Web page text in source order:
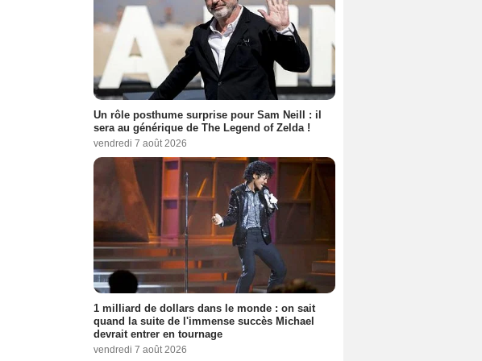
Un rôle posthume surprise pour Sam Neill : il
sera au générique de The Legend of Zelda !
vendredi 7 août 2026
1 milliard de dollars dans le monde : on sait
quand la suite de l'immense succès Michael
devrait entrer en tournage
vendredi 7 août 2026